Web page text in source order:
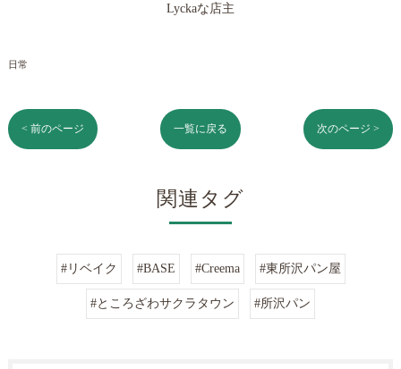
Lyckaな店主
日常
< 前のページ 一覧に戻る 次のページ >
関連タグ
#リベイク #BASE #Creema #東所沢パン屋
#ところざわサクラタウン #所沢パン